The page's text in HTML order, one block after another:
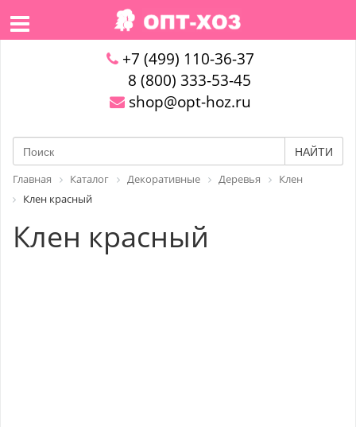
+7 (499) 110-36-37
8 (800) 333-53-45
shop@opt-hoz.ru
НАЙТИ
Главная Каталог Декоративные Деревья
Клен
Клен красный
Клен красный